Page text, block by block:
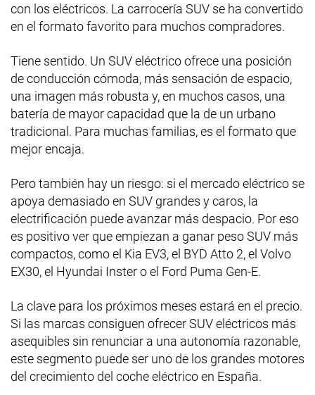
con los eléctricos. La carrocería SUV se ha convertido
en el formato favorito para muchos compradores.
Tiene sentido. Un SUV eléctrico ofrece una posición
de conducción cómoda, más sensación de espacio,
una imagen más robusta y, en muchos casos, una
batería de mayor capacidad que la de un urbano
tradicional. Para muchas familias, es el formato que
mejor encaja.
Pero también hay un riesgo: si el mercado eléctrico se
apoya demasiado en SUV grandes y caros, la
electrificación puede avanzar más despacio. Por eso
es positivo ver que empiezan a ganar peso SUV más
compactos, como el Kia EV3, el BYD Atto 2, el Volvo
EX30, el Hyundai Inster o el Ford Puma Gen-E.
La clave para los próximos meses estará en el precio.
Si las marcas consiguen ofrecer SUV eléctricos más
asequibles sin renunciar a una autonomía razonable,
este segmento puede ser uno de los grandes motores
del crecimiento del coche eléctrico en España.